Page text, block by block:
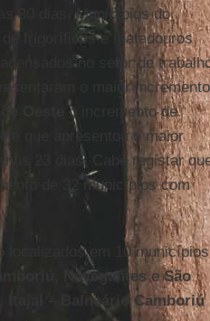
30 dias. Municípios do
frigoríficos e matadouros
no setor de
o maior incremento
Oeste
o incremento de
que apresentou o maior
23 dias. Cabe registar
de 32 municípios com
localizados em 10
NaveganteseSão
Balneário Camboriú